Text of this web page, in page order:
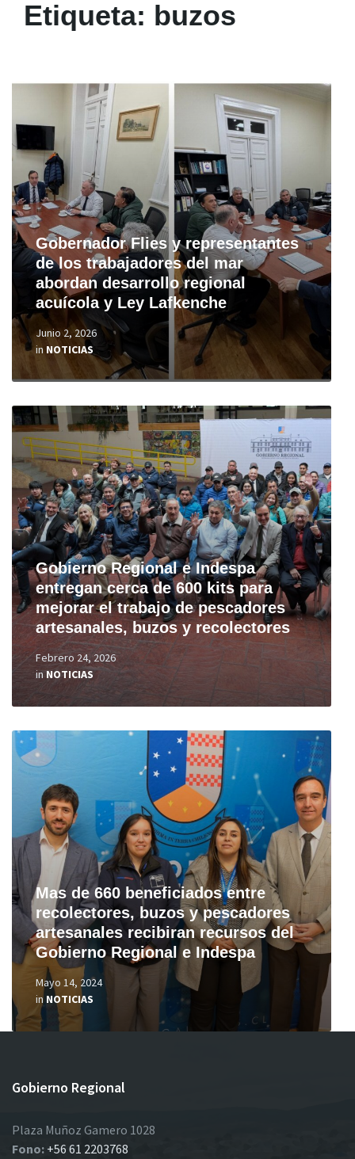
Etiqueta: buzos
Gobernador Flies y representantes
de los trabajadores del mar
abordan desarrollo regional
acuícola y Ley Lafkenche
Junio 2, 2026
in NOTICIAS
Read
Gobierno Regional e Indespa
entregan cerca de 600 kits para
mejorar el trabajo de pescadores
artesanales, buzos y recolectores
Febrero 24, 2026
inNOTICIAS
Read
More
Mas de 660 beneficiados entre
recolectores, buzos y pescadores
artesanales recibiran recursos del
Gobierno Regional e Indespa
Mayo 14, 2024
in NOTICIAS
Read
More
Gobierno Regional
Plaza Muñoz Gamero 1028
Fono: +56 61 2203768